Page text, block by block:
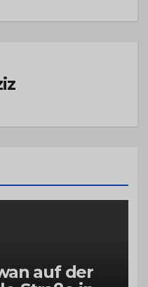
auf der